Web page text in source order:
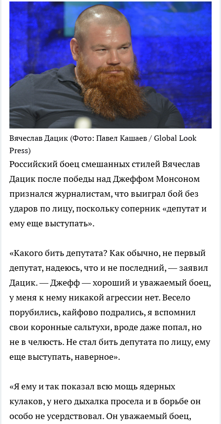
Вячеслав Дацик (Фото: Павел Кашаев / Global Look
Press)
Российский боец смешанных стилей Вячеслав
Дацик после победы над Джеффом Монсоном
признался журналистам, что выиграл бой без
ударов по лицу, поскольку соперник «депутат и
ему еще выступать».
«Какого бить депутата? Как обычно, не первый
депутат, надеюсь, что и не последний, — заявил
Дацик. — Джефф — хороший и уважаемый боец,
у меня к нему никакой агрессии нет. Весело
порубились, кайфово подрались, я вспомнил
свои коронные сальтухи, вроде даже попал, но
не в челюсть. Не стал бить депутата по лицу, ему
еще выступать, наверное».
«Я ему и так показал всю мощь ядерных
кулаков, у него дыхалка просела и в борьбе он
особо не усердствовал. Он уважаемый боец,